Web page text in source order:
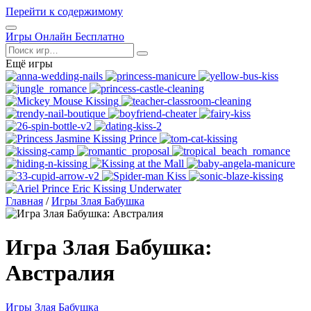
Перейти к содержимому
Открыть
меню
Игры Онлайн Бесплатно
Поиск
Ещё игры
Главная / Игры Злая Бабушка
Игра Злая Бабушка:
Австралия
Игры Злая Бабушка